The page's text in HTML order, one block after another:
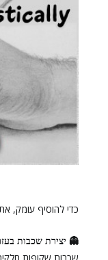
כדי להוסיף עומק,
👻 יצירת שכבות